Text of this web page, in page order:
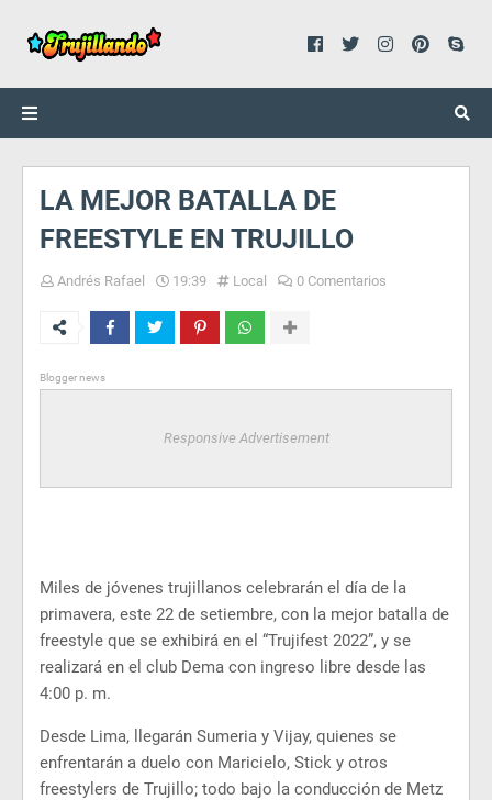
LA MEJOR BATALLA DE
FREESTYLE EN TRUJILLO
Andrés Rafael 19:39 Local 0 Comentarios
Blogger news
Responsive Advertisement
Miles de jóvenes trujillanos celebrarán el día de la
primavera, este 22 de setiembre, con la mejor batalla de
freestyle que se exhibirá en el “Trujifest 2022”, y se
realizará en el club Dema con ingreso libre desde las
4:00 p. m.
Desde Lima, llegarán Sumeria y Vijay, quienes se
enfrentarán a duelo con Maricielo, Stick y otros
freestylers de Trujillo; todo bajo la conducción de Metz